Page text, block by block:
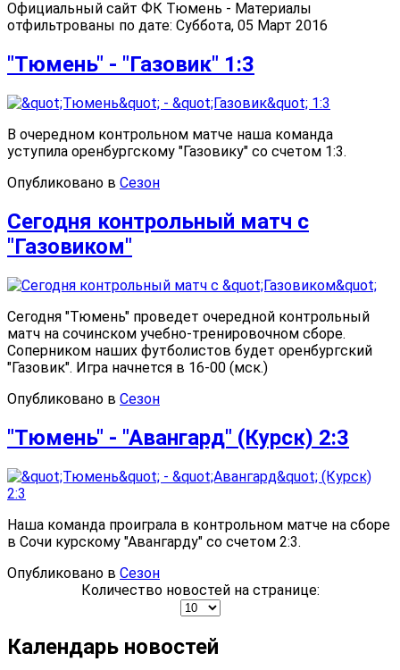
Официальный сайт ФК Тюмень - Материалы
отфильтрованы по дате: Суббота, 05 Март 2016
"Тюмень" - "Газовик" 1:3
В очередном контрольном матче наша команда
уступила оренбургскому "Газовику" со счетом 1:3.
Опубликовано в Сезон
Сегодня контрольный матч с
"Газовиком"
Сегодня "Тюмень" проведет очередной контрольный
матч на сочинском учебно-тренировочном сборе.
Соперником наших футболистов будет оренбургский
"Газовик". Игра начнется в 16-00 (мск.)
Опубликовано в Сезон
"Тюмень" - "Авангард" (Курск) 2:3
Наша команда проиграла в контрольном матче на сборе
в Сочи курскому "Авангарду" со счетом 2:3.
Опубликовано в Сезон
Количество новостей на странице:
Календарь новостей